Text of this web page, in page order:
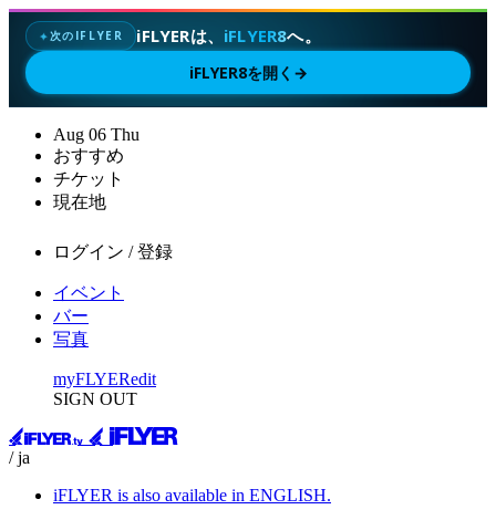
✦次のIFLYER iFLYERは、 iFLYER8へ。
iFLYER8を開く →
Aug 06 Thu
おすすめ
チケット
現在地
ログイン / 登録
イベント
バー
写真
myFLYERedit
SIGN OUT
/ ja
iFLYER is also available in ENGLISH.